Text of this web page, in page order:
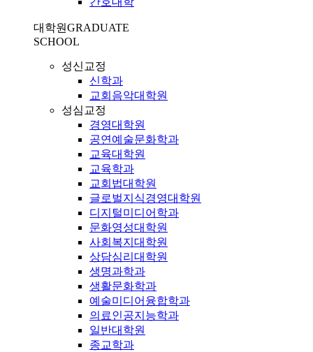
대학원GRADUATE
SCHOOL
성신교정
신학과
교회음악대학원
성심교정
경영대학원
공연예술문화학과
교육대학원
교육학과
교회법대학원
글로벌지식경영대학원
디지털미디어학과
문화영성대학원
사회복지대학원
상담심리대학원
생명과학과
생활문화학과
예술미디어융합학과
의료인공지능학과
일반대학원
종교학과